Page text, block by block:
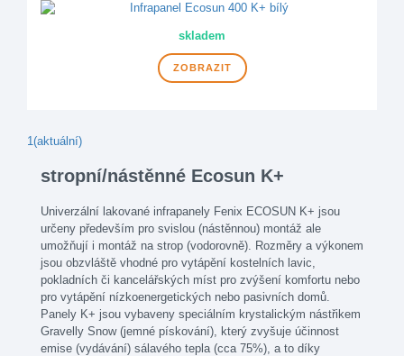
skladem
ZOBRAZIT
1(aktuální)
stropní/nástěnné Ecosun K+
Univerzální lakované infrapanely Fenix ECOSUN K+ jsou
určeny především pro svislou (nástěnnou) montáž ale
umožňují i montáž na strop (vodorovně). Rozměry a výkonem
jsou obzvláště vhodné pro vytápění kostelních lavic,
pokladních či kancelářských míst pro zvýšení komfortu nebo
pro vytápění nízkoenergetických nebo pasivních domů.
Panely K+ jsou vybaveny speciálním krystalickým nástřikem
Gravelly Snow (jemné pískování), který zvyšuje účinnost
emise (vydávání) sálavého tepla (cca 75%), a to díky